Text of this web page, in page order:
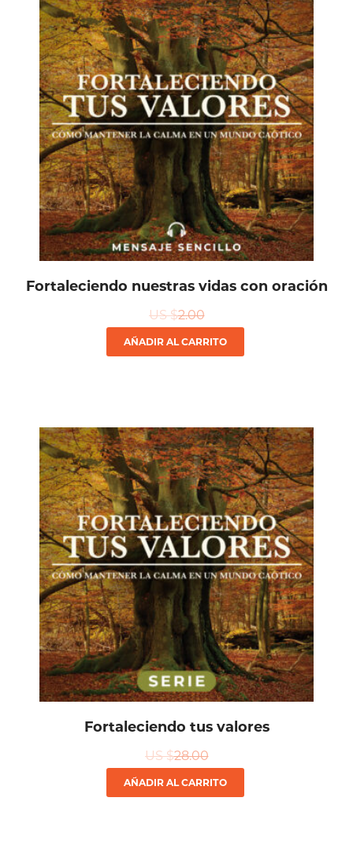
Fortaleciendo nuestras vidas con oración
US $2.00
AÑADIR AL CARRITO
Fortaleciendo tus valores
US $28.00
AÑADIR AL CARRITO